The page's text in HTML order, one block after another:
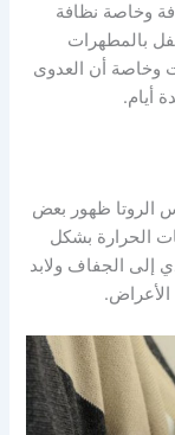
وخاصة نظافة
بالمطهرات
وخاصة أن العدوى
أيام.
الروتا ظهور بعض
الحرارة بشكل
إلى الجفاف ولابد